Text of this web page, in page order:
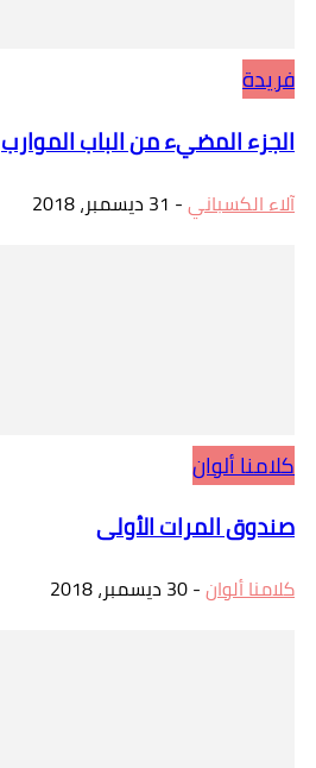
فريدة
الجزء المضيء من الباب الموارب
آلاء الكسباني- 31 ديسمبر، 2018
كلامنا ألوان
صندوق المرات الأولى
كلامنا ألوان-30 ديسمبر، 2018